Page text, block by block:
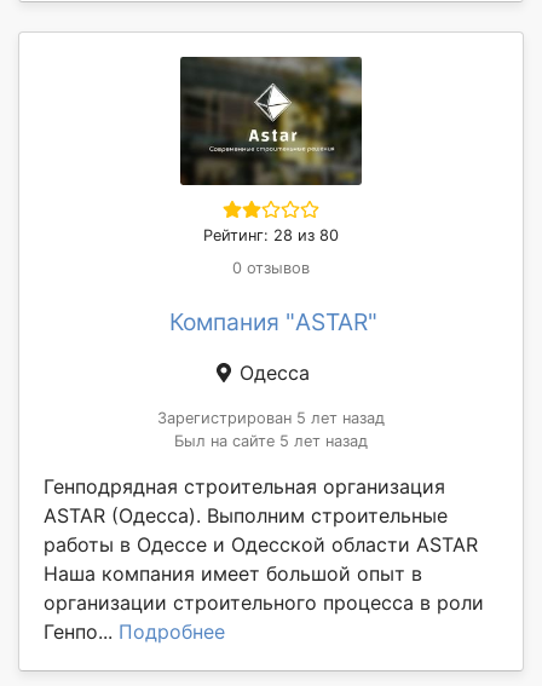
Рейтинг: 28 из 80
0 отзывов
Компания "ASTAR"
Одесса
Зарегистрирован 5 лет назад
Был на сайте 5 лет назад
Генподрядная строительная организация
ASTAR (Одесса). Выполним строительные
работы в Одессе и Одесской области ASTAR
Наша компания имеет большой опыт в
организации строительного процесса в роли
Генпо... Подробнее